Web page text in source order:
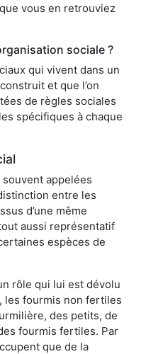
vous en retrouviez
sociale ?
qui vivent dans un
et que l’on
de règles sociales
spécifiques à chaque
appelées
entre les
d’une même
aussi représentatif
espèces de
rôle qui lui est dévolu
les fourmis non fertiles
des petits, de
fourmis fertiles. Par
que de la